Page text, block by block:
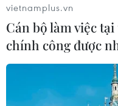
trong quý 4, trong khi
trưởng trong quý 4/
vietnamplus.vn
Cán bộ làm việc
chính công được